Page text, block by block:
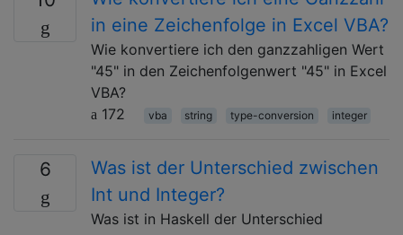
in eine Zeichenfolge in Excel VBA?
Wie konvertiere ich den ganzzahligen Wert
"45" in den Zeichenfolgenwert "45" in Excel
VBA?
172
vba string type-conversion integer
6
Was ist der Unterschied zwischen
Int und Integer?
Was ist in Haskell der Unterschied